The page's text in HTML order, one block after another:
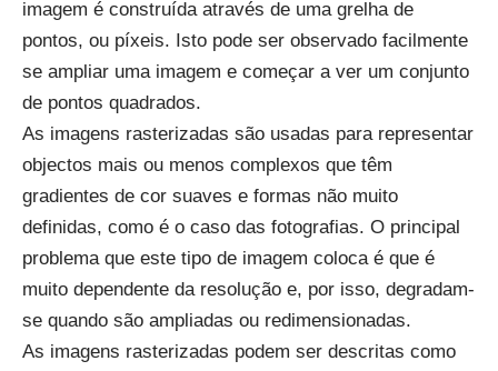
imagem é construída através de uma grelha de
pontos, ou píxeis. Isto pode ser observado facilmente
se ampliar uma imagem e começar a ver um conjunto
de pontos quadrados.
As imagens rasterizadas são usadas para representar
objectos mais ou menos complexos que têm
gradientes de cor suaves e formas não muito
definidas, como é o caso das fotografias. O principal
problema que este tipo de imagem coloca é que é
muito dependente da resolução e, por isso, degradam-
se quando são ampliadas ou redimensionadas.
As imagens rasterizadas podem ser descritas como